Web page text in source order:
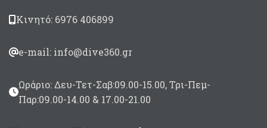
Κινητό: 6976 406899
e-mail: info@dive360.gr
Ωράριο: Δευ-Τετ-Σαβ:09.00-15.00, Τρι-Πεμ-
Παρ:09.00-14.00 & 17.00-21.00